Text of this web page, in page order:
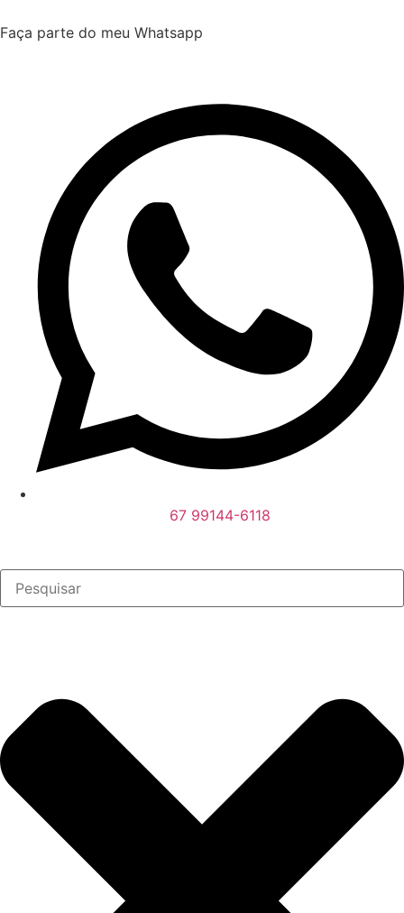
Faça parte do meu Whatsapp
67 99144-6118